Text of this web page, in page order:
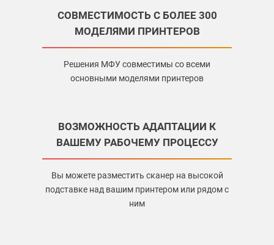
СОВМЕСТИМОСТЬ С БОЛЕЕ 300
МОДЕЛЯМИ ПРИНТЕРОВ
Решения МФУ совместимы со всеми
основными моделями принтеров
ВОЗМОЖНОСТЬ АДАПТАЦИИ К
ВАШЕМУ РАБОЧЕМУ ПРОЦЕССУ
Вы можете разместить сканер на высокой
подставке над вашим принтером или рядом с
ним